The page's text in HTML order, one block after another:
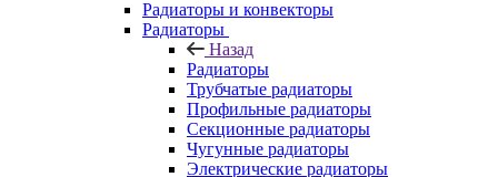
Радиаторы и конвекторы
Радиаторы
Назад
Радиаторы
Трубчатые радиаторы
Профильные радиаторы
Секционные радиаторы
Чугунные радиаторы
Электрические радиаторы